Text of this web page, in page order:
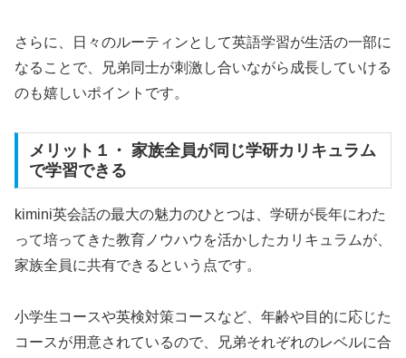
さらに、日々のルーティンとして英語学習が生活の一部に
なることで、兄弟同士が刺激し合いながら成長していける
のも嬉しいポイントです。
メリット１・ 家族全員が同じ学研カリキュラム
で学習できる
kimini英会話の最大の魅力のひとつは、学研が長年にわた
って培ってきた教育ノウハウを活かしたカリキュラムが、
家族全員に共有できるという点です。
小学生コースや英検対策コースなど、年齢や目的に応じた
コースが用意されているので、兄弟それぞれのレベルに合